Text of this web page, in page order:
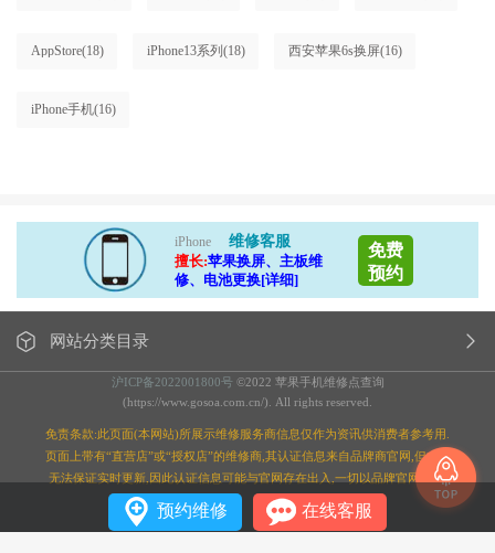
AppStore(18) iPhone13系列 (18) 西安苹果6s换屏(16)
iPhone手机(16)
iPhone
维修客服
擅长:苹果换屏、主板维
修、电池更换[详细]
免费
预约
网站分类目录
沪ICP备2022001800号 ©2022 苹果手机维修点查询
(https://www.gosoa.com.cn/). All rights reserved.
免责条款:此页面(本网站)所展示维修服务商信息仅作为资讯供消费者参考用.
页面上带有“直营店”或“授权店”的维修商,其认证信息来自品牌商官网,但本站
无法保证实时更新,因此认证信息可能与官网存在出入,一切以品牌官网为准;
预约维修 在线客服